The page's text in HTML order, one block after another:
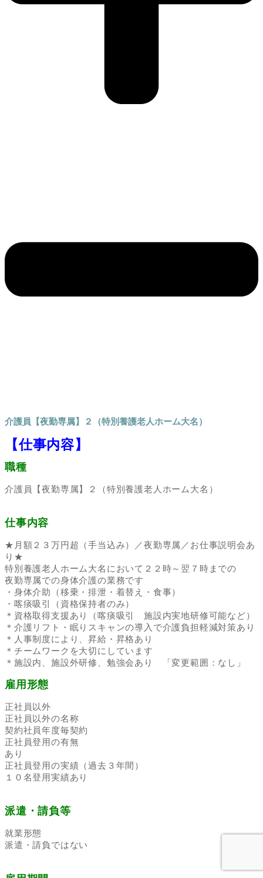
介護員【夜勤専属】２（特別養護老人ホーム大名）
【仕事内容】
職種
介護員【夜勤専属】２（特別養護老人ホーム大名）
仕事内容
★月額２３万円超（手当込み）／夜勤専属／お仕事説明会あ
り★
特別養護老人ホーム大名において２２時～翌７時までの
夜勤専属での身体介護の業務です
・身体介助（移乗・排泄・着替え・食事）
・喀痰吸引（資格保持者のみ）
＊資格取得支援あり（喀痰吸引 施設内実地研修可能など）
＊介護リフト・眠りスキャンの導入で介護負担軽減対策あり
＊人事制度により、昇給・昇格あり
＊チームワークを大切にしています
＊施設内、施設外研修、勉強会あり 「変更範囲：なし」
雇用形態
正社員以外
正社員以外の名称
契約社員年度毎契約
正社員登用の有無
あり
正社員登用の実績（過去３年間）
１０名登用実績あり
派遣・請負等
就業形態
派遣・請負ではない